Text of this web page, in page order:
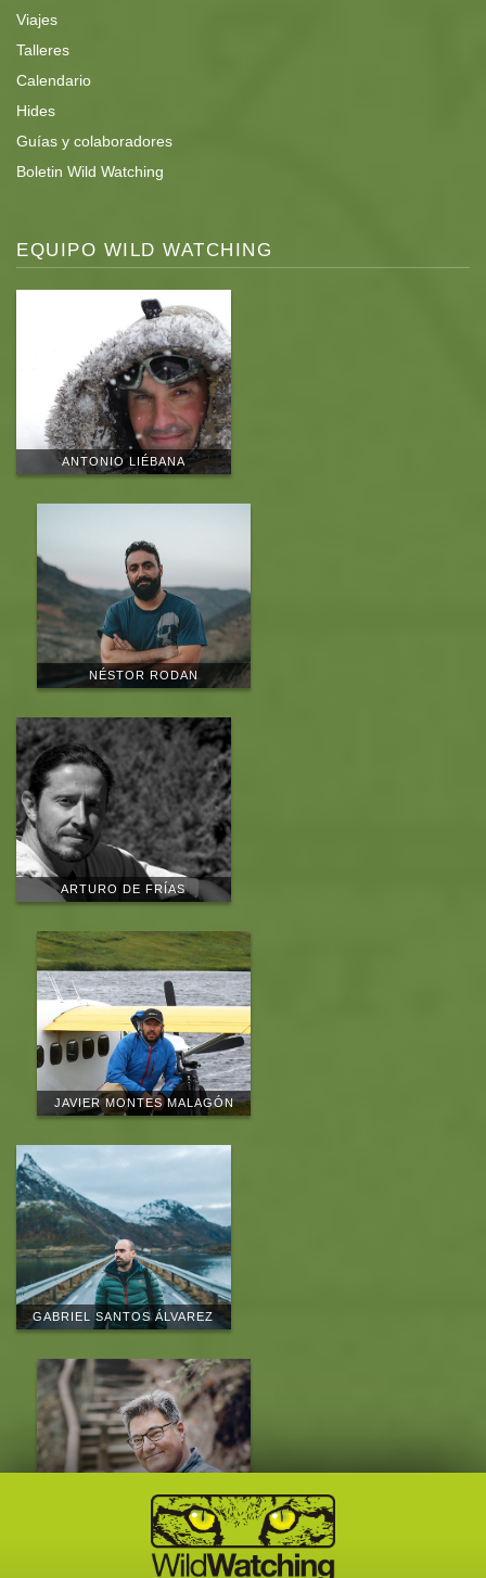
Viajes
Talleres
Calendario
Hides
Guías y colaboradores
Boletin Wild Watching
EQUIPO WILD WATCHING
ANTONIO LIÉBANA
NÉSTOR RODAN
ARTURO DE FRÍAS
JAVIER MONTES MALAGÓN
GABRIEL SANTOS ÁLVAREZ
EDUARDO MARCOS
QUEVEDO